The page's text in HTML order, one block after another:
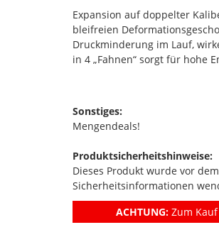
Expansion auf doppelter
bleifreien
Druckminderung im Lauf,
in 4 „Fahnen“ sorgt für hohe
Sonstiges:
Mengendeals!
Produktsicherheitshinweise:
Dieses Produkt wurde vor
Sicherheitsinformationen
ACHTUNG: Zum